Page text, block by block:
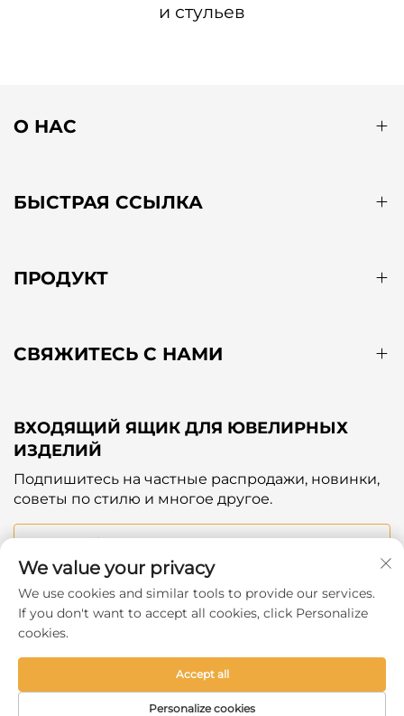
и стульев
О НАС
БЫСТРАЯ ССЫЛКА
ПРОДУКТ
СВЯЖИТЕСЬ С НАМИ
ВХОДЯЩИЙ ЯЩИК ДЛЯ ЮВЕЛИРНЫХ
ИЗДЕЛИЙ
Подпишитесь на частные распродажи, новинки,
советы по стилю и многое другое.
Ваш Email
Subscribe
Copyright © 2025 by Hangzhou Ever Shine Outdoor
We value your privacy
We use cookies and similar tools to provide our services.
If you don't want to accept all cookies, click Personalize
cookies.
Personalize cookies
Accept all